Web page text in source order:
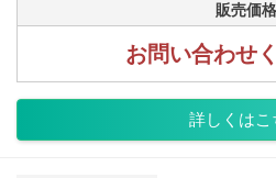
販売価格
お問い合わせ
詳しくはこ